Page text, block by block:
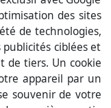
des sites
de technologies,
ciblées et
de tiers. Un cookie
appareil par un
souvenir de votre